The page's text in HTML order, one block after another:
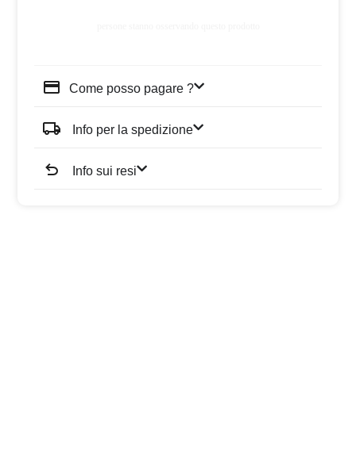
Come posso pagare ?
Info per la spedizione
Info sui resi